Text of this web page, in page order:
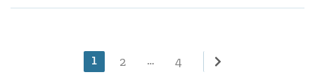
PaginaciónPage
1 Page
2 … Page
4